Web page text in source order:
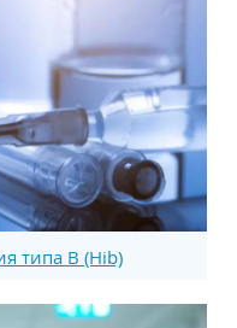
типа В (Hib)